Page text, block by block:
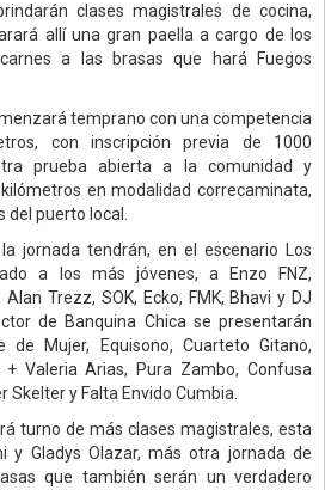
clases magistrales de cocina,
allí una gran paella a cargo de los
a las brasas que hará Fuegos
temprano con una competencia
con inscripción previa de 1000
prueba abierta a la comunidad y
en modalidad correcaminata,
puerto local.
jornada tendrán, en el escenario Los
a los más jóvenes, a Enzo FNZ,
Trezz, SOK, Ecko, FMK, Bhavi y DJ
de Banquina Chica se presentarán
de Mujer, Equisono, Cuarteto Gitano,
+ Valeria Arias, Pura Zambo, Confusa
Skelter y Falta Envido Cumbia.
turno de más clases magistrales, esta
y Gladys Olazar, más otra jornada de
que también serán un verdadero